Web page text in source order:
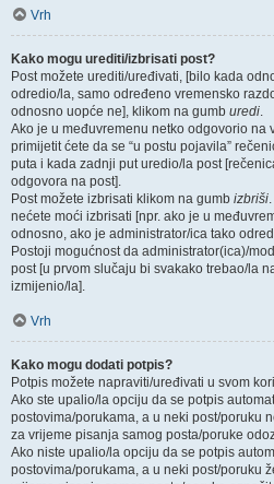
Vrh
Kako mogu urediti/izbrisati post?
Post možete urediti/uređivati, [bilo kada
odredio/la, samo određeno vremensko
odnosno uopće ne], klikom na gumb uredi.
Ako je u međuvremenu netko odgovorio na
primijetit ćete da se “u postu pojavila”
puta i kada zadnji put uredio/la post
odgovora na post].
Post možete izbrisati klikom na gumb izbriši
nećete moći izbrisati [npr. ako je u
odnosno, ako je administrator/ica tako
Postoji mogućnost da administrator(ica)/
post [u prvom slučaju bi svakako trebao/la
izmijenio/la].
Vrh
Kako mogu dodati potpis?
Potpis možete napraviti/uređivati u svom
Ako ste upalio/la opciju da se potpis
postovima/porukama, a u neki post/poruku
za vrijeme pisanja samog posta/poruke
Ako niste upalio/la opciju da se potpis
postovima/porukama, a u neki post/poruku